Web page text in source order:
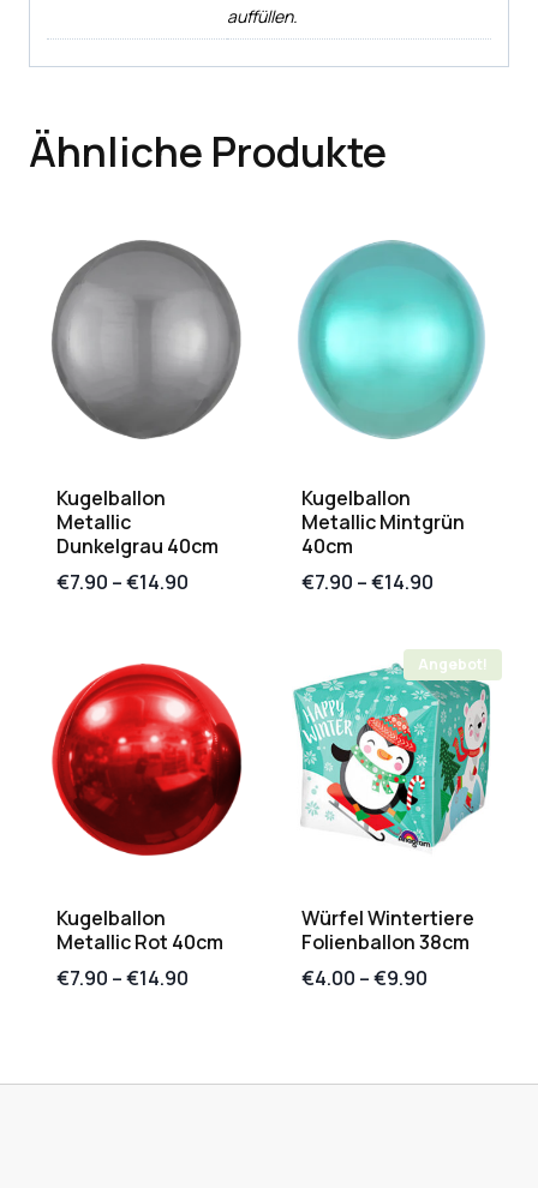
auffüllen.
Ähnliche Produkte
Kugelballon
Metallic
Dunkelgrau 40cm
€7.90 –€14.90
Kugelballon
Metallic Mintgrün
40cm
€7.90 –€14.90
Kugelballon
Metallic Rot 40cm
€7.90 –€14.90
Angebot!
Würfel Wintertiere
Folienballon 38cm
€4.00 –€9.90